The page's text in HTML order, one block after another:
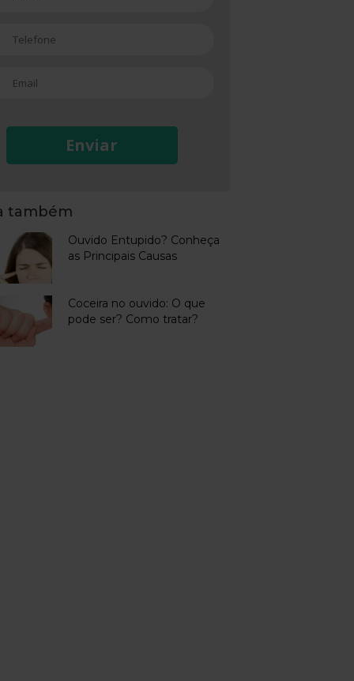
Enviar
também
Ouvido Entupido? Conheça
as Principais Causas
Coceira no ouvido: O que
pode ser? Como tratar?